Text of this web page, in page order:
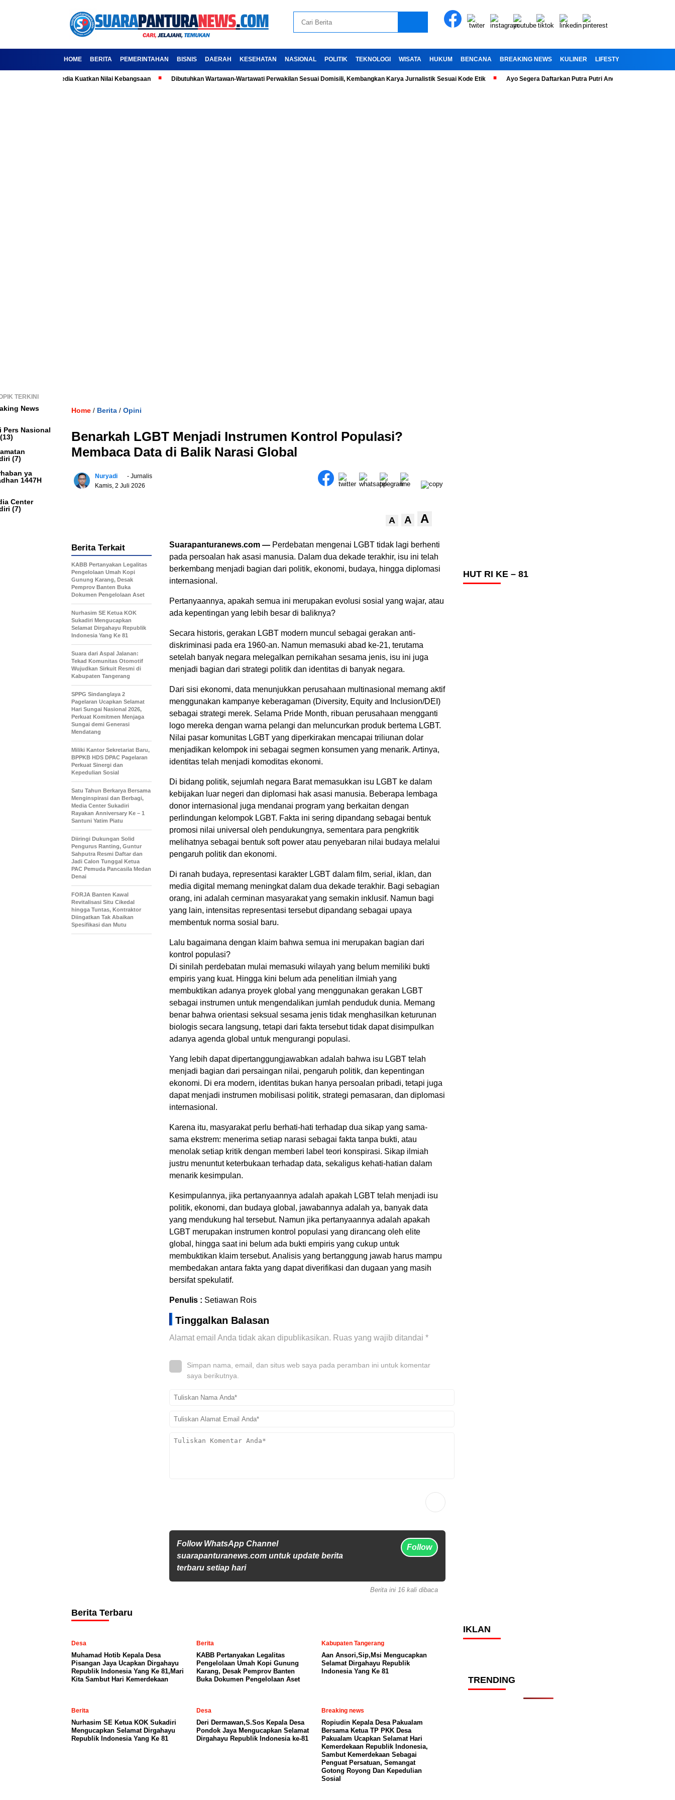
HOME BERITA PEMERINTAHAN BISNIS DAERAH KESEHATAN NASIONAL POLITIK TEKNOLOGI WISATA HUKUM BENCANA BREAKING NEWS KULINER LIFESTYLE
Ajak Media Kuatkan Nilai Kebangsaan Dibutuhkan Wartawan-Wartawati Perwakilan Sesuai Domisili, Kembangkan Karya Jurnalistik Sesuai Kode Etik Ayo Segera Daftarkan Putra Putri Anda” Telah Dibuka
TERKINI
News
Pers Nasional
(7)
ya
1447H
Center
(7)
Home / Berita / Opini
Benarkah LGBT Menjadi Instrumen Kontrol Populasi?
Membaca Data di Balik Narasi Global
Nuryadi
- Jurnalis
Kamis, 2 Juli 2026
A A A
Suarapanturanews.com — Perdebatan mengenai LGBT tidak lagi berhenti
pada persoalan hak asasi manusia. Dalam dua dekade terakhir, isu ini telah
berkembang menjadi bagian dari politik, ekonomi, budaya, hingga diplomasi
internasional.
Pertanyaannya, apakah semua ini merupakan evolusi sosial yang wajar, atau
ada kepentingan yang lebih besar di baliknya?
Secara historis, gerakan LGBT modern muncul sebagai gerakan anti-
diskriminasi pada era 1960-an. Namun memasuki abad ke-21, terutama
setelah banyak negara melegalkan pernikahan sesama jenis, isu ini juga
menjadi bagian dari strategi politik dan identitas di banyak negara.
Dari sisi ekonomi, data menunjukkan perusahaan multinasional memang aktif
menggunakan kampanye keberagaman (Diversity, Equity and Inclusion/DEI)
sebagai strategi merek. Selama Pride Month, ribuan perusahaan mengganti
logo mereka dengan warna pelangi dan meluncurkan produk bertema LGBT.
Nilai pasar komunitas LGBT yang diperkirakan mencapai triliunan dolar
menjadikan kelompok ini sebagai segmen konsumen yang menarik. Artinya,
identitas telah menjadi komoditas ekonomi.
Di bidang politik, sejumlah negara Barat memasukkan isu LGBT ke dalam
kebijakan luar negeri dan diplomasi hak asasi manusia. Beberapa lembaga
donor internasional juga mendanai program yang berkaitan dengan
perlindungan kelompok LGBT. Fakta ini sering dipandang sebagai bentuk
promosi nilai universal oleh pendukungnya, sementara para pengkritik
melihatnya sebagai bentuk soft power atau penyebaran nilai budaya melalui
pengaruh politik dan ekonomi.
Di ranah budaya, representasi karakter LGBT dalam film, serial, iklan, dan
media digital memang meningkat dalam dua dekade terakhir. Bagi sebagian
orang, ini adalah cerminan masyarakat yang semakin inklusif. Namun bagi
yang lain, intensitas representasi tersebut dipandang sebagai upaya
membentuk norma sosial baru.
Lalu bagaimana dengan klaim bahwa semua ini merupakan bagian dari
kontrol populasi?
Di sinilah perdebatan mulai memasuki wilayah yang belum memiliki bukti
empiris yang kuat. Hingga kini belum ada penelitian ilmiah yang
membuktikan adanya proyek global yang menggunakan gerakan LGBT
sebagai instrumen untuk mengendalikan jumlah penduduk dunia. Memang
benar bahwa orientasi seksual sesama jenis tidak menghasilkan keturunan
biologis secara langsung, tetapi dari fakta tersebut tidak dapat disimpulkan
adanya agenda global untuk mengurangi populasi.
Yang lebih dapat dipertanggungjawabkan adalah bahwa isu LGBT telah
menjadi bagian dari persaingan nilai, pengaruh politik, dan kepentingan
ekonomi. Di era modern, identitas bukan hanya persoalan pribadi, tetapi juga
dapat menjadi instrumen mobilisasi politik, strategi pemasaran, dan diplomasi
internasional.
Karena itu, masyarakat perlu berhati-hati terhadap dua sikap yang sama-
sama ekstrem: menerima setiap narasi sebagai fakta tanpa bukti, atau
menolak setiap kritik dengan memberi label teori konspirasi. Sikap ilmiah
justru menuntut keterbukaan terhadap data, sekaligus kehati-hatian dalam
menarik kesimpulan.
Kesimpulannya, jika pertanyaannya adalah apakah LGBT telah menjadi isu
politik, ekonomi, dan budaya global, jawabannya adalah ya, banyak data
yang mendukung hal tersebut. Namun jika pertanyaannya adalah apakah
LGBT merupakan instrumen kontrol populasi yang dirancang oleh elite
global, hingga saat ini belum ada bukti empiris yang cukup untuk
membuktikan klaim tersebut. Analisis yang bertanggung jawab harus mampu
membedakan antara fakta yang dapat diverifikasi dan dugaan yang masih
bersifat spekulatif.
Penulis : Setiawan Rois
Tinggalkan Balasan
Alamat email Anda tidak akan dipublikasikan. Ruas yang wajib ditandai *
Simpan nama, email, dan situs web saya pada peramban ini untuk komentar
saya berikutnya.
Follow WhatsApp Channel
suarapanturanews.com untuk update berita
terbaru setiap hari
Follow
Berita Terkait
KABB Pertanyakan Legalitas
Pengelolaan Umah Kopi
Gunung Karang, Desak
Pemprov Banten Buka
Dokumen Pengelolaan Aset
Nurhasim SE Ketua KOK
Sukadiri Mengucapkan
Selamat Dirgahayu Republik
Indonesia Yang Ke 81
Suara dari Aspal Jalanan:
Tekad Komunitas Otomotif
Wujudkan Sirkuit Resmi di
Kabupaten Tangerang
SPPG Sindanglaya 2
Pagelaran Ucapkan Selamat
Hari Sungai Nasional 2026,
Perkuat Komitmen Menjaga
Sungai demi Generasi
Mendatang
Miliki Kantor Sekretariat Baru,
BPPKB HDS DPAC Pagelaran
Perkuat Sinergi dan
Kepedulian Sosial
Satu Tahun Berkarya Bersama
Menginspirasi dan Berbagi,
Media Center Sukadiri
Rayakan Anniversary Ke – 1
Santuni Yatim Piatu
Diiringi Dukungan Solid
Pengurus Ranting, Guntur
Sahputra Resmi Daftar dan
Jadi Calon Tunggal Ketua
PAC Pemuda Pancasila Medan
Denai
FORJA Banten Kawal
Revitalisasi Situ Cikedal
hingga Tuntas, Kontraktor
Diingatkan Tak Abaikan
Spesifikasi dan Mutu
Berita ini 16 kali dibaca
Berita Terbaru
Desa
Muhamad Hotib Kepala Desa
Pisangan Jaya Ucapkan Dirgahayu
Republik Indonesia Yang Ke 81,Mari
Kita Sambut Hari Kemerdekaan
Berita
KABB Pertanyakan Legalitas
Pengelolaan Umah Kopi Gunung
Karang, Desak Pemprov Banten
Buka Dokumen Pengelolaan Aset
Kabupaten Tangerang
Aan Ansori,Sip,Msi Mengucapkan
Selamat Dirgahayu Republik
Indonesia Yang Ke 81
Berita
Nurhasim SE Ketua KOK Sukadiri
Mengucapkan Selamat Dirgahayu
Republik Indonesia Yang Ke 81
Desa
Deri Dermawan,S.Sos Kepala Desa
Pondok Jaya Mengucapkan Selamat
Dirgahayu Republik Indonesia ke-81
Breaking news
Ropiudin Kepala Desa Pakualam
Bersama Ketua TP PKK Desa
Pakualam Ucapkan Selamat Hari
Kemerdekaan Republik Indonesia,
Sambut Kemerdekaan Sebagai
Penguat Persatuan, Semangat
Gotong Royong Dan Kepedulian
Sosial
HUT RI KE – 81
IKLAN
TRENDING